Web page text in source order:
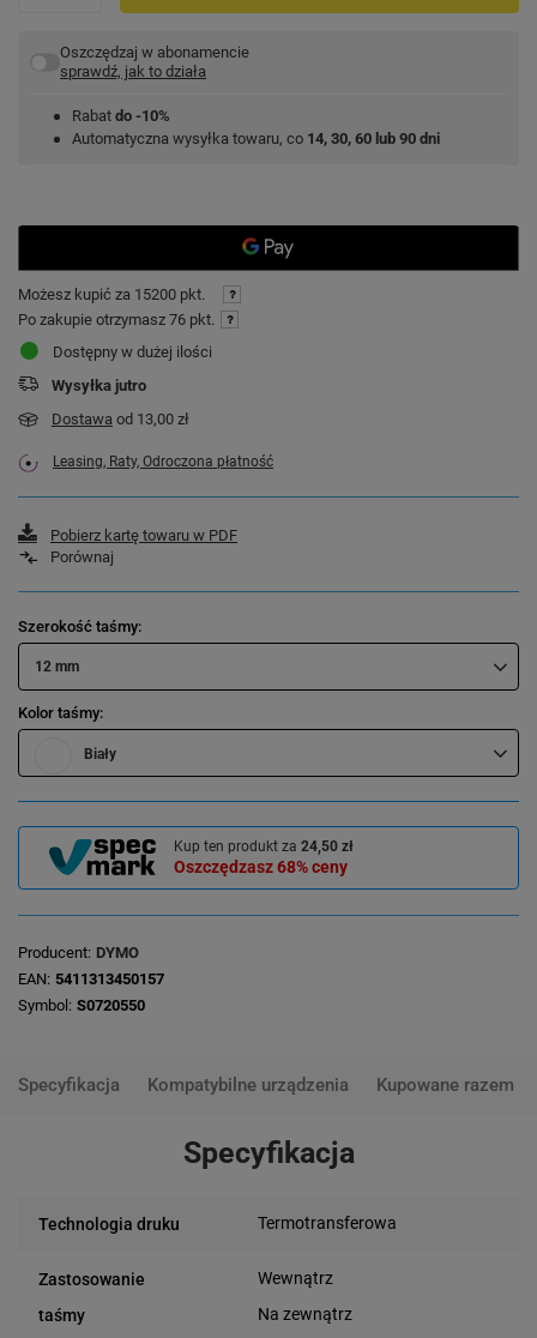
Oszczędzaj w abonamencie
sprawdź, jak to działa
Rabat do -10%
Automatyczna wysyłka towaru, co 14, 30, 60 lub 90 dni
Możesz kupić za 15200 pkt.
Po zakupie otrzymasz 76 pkt.
Dostępny w dużej ilości
Wysyłka jutro
Dostawa od 13,00 zł
Leasing, Raty, Odroczona płatność
Pobierz kartę towaru w PDF
Porównaj
Szerokość taśmy
12 mm
Kolor taśmy
Biały
Kup ten produkt za 24,50 zł
Oszczędzasz68%ceny
Producent DYMO
EAN 5411313450157
Symbol S0720550
Specyfikacja Kompatybilne urządzenia Kupowane razem
Specyfikacja
Technologia druku Termotransferowa
Zastosowanie
taśmy
Wewnątrz
Na zewnątrz